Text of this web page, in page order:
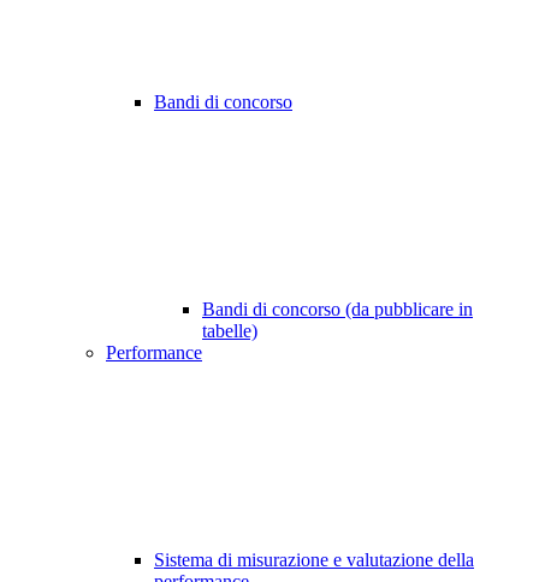
Bandi di concorso
Bandi di concorso (da pubblicare in
tabelle)
Performance
Sistema di misurazione e valutazione della